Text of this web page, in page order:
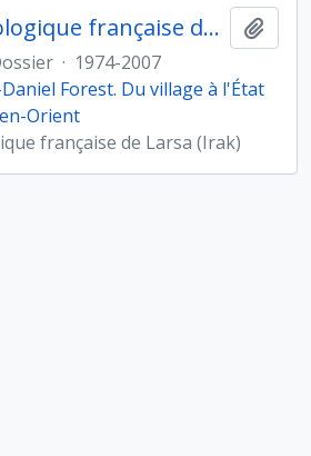
Mission archéologique française de Larsa-Oueili, Irak
· 1974-2007
Daniel Forest. Du village à l'État
Orient
française de Larsa (Irak)